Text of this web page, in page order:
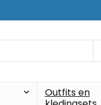
Outfits en